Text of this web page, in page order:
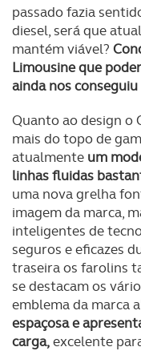
passado fazia
diesel, será que
mantém viável?
Limousine que
ainda nos
Quanto ao design o
mais do topo de
atualmente um
linhas fluidas
uma nova grelha
imagem da marca,
inteligentes de
seguros e eficazes
traseira os farolins
se destacam os
emblema da marca
espaçosa e
carga,excelente